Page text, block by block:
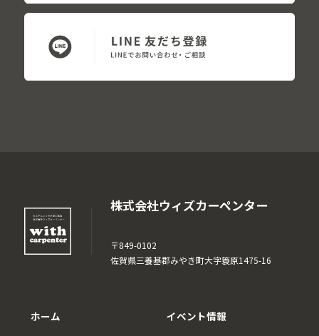
株式会社ウィズカーペンター
〒849-0102
佐賀県三養基郡みやき町大字簑原1475-16
ホーム イベント情報